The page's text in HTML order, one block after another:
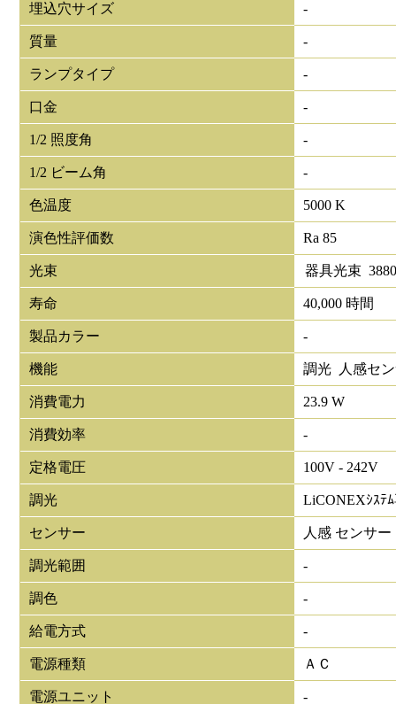
埋込穴サイズ -
質量 -
ランプタイプ -
口金 -
1/2 照度角 -
1/2 ビーム角 -
色温度 5000 K
演色性評価数 Ra 85
光束 器具光束
寿命 40,000 時間
製品カラー -
機能 調光 人感セ
消費電力 23.9 W
消費効率 -
定格電圧 100V - 242V
調光 LiCONEXｼｽﾃ
センサー 人感 センサー
調光範囲 -
調色 -
給電方式 -
電源種類 ＡＣ
電源ユニット -